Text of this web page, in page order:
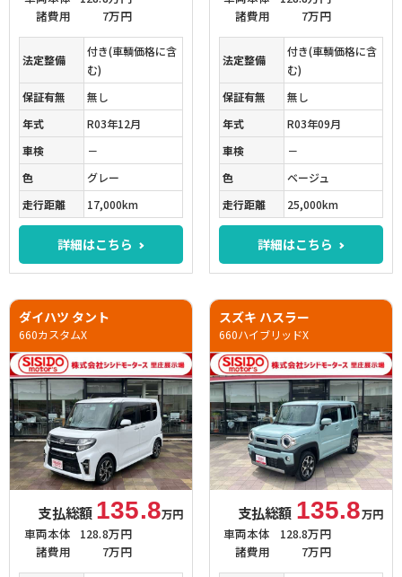
諸費用
7万円
法定整備
付き(車輌価格に含
む)
保証有無
無し
年式
R03年12月
車検
－
色
グレー
走行距離
17,000km
詳細はこちら
諸費用
7万円
法定整備
付き(車輌価格に含
む)
保証有無
無し
年式
R03年09月
車検
－
色
ベージュ
走行距離
25,000km
詳細はこちら
ダイハツ タント
660カスタムX
支払総額 135.8万円
車両本体
128.8万円
諸費用
7万円
スズキ ハスラー
660ハイブリッドX
支払総額 135.8万円
車両本体
128.8万円
諸費用
7万円